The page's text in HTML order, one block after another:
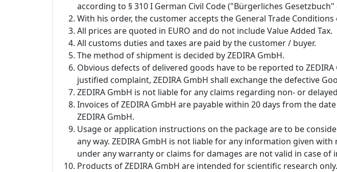
according to § 310 I German Civil Code ("Bürgerliches Gesetzbuch"
With his order, the customer accepts the General Trade Conditions
All prices are quoted in EURO and do not include Value Added Tax.
All customs duties and taxes are paid by the customer / buyer.
The method of shipment is decided by ZEDIRA GmbH.
Obvious defects of delivered goods have to be reported to
justified complaint, ZEDIRA GmbH shall exchange the defective
ZEDIRA GmbH is not liable for any claims regarding non- or
Invoices of ZEDIRA GmbH are payable within 20 days from the
ZEDIRA GmbH.
Usage or application instructions on the package are to be
any way. ZEDIRA GmbH is not liable for any information given
under any warranty or claims for damages are not valid in case
Products of ZEDIRA GmbH are intended for scientific research